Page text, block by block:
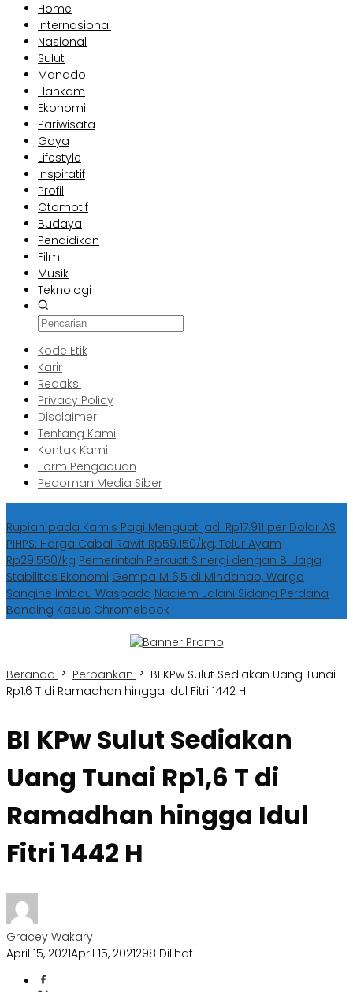
Home
Internasional
Nasional
Sulut
Manado
Hankam
Ekonomi
Pariwisata
Gaya
Lifestyle
Inspiratif
Profil
Otomotif
Budaya
Pendidikan
Film
Musik
Teknologi
Kode Etik
Karir
Redaksi
Privacy Policy
Disclaimer
Tentang Kami
Kontak Kami
Form Pengaduan
Pedoman Media Siber
Rupiah pada Kamis Pagi Menguat jadi Rp17.911 per Dolar AS
PIHPS: Harga Cabai Rawit Rp59.150/kg, Telur Ayam
Rp29.550/kg Pemerintah Perkuat Sinergi dengan BI Jaga
Stabilitas Ekonomi Gempa M 6,5 di Mindanao, Warga
Sangihe Imbau Waspada Nadiem Jalani Sidang Perdana
Banding Kasus Chromebook
Beranda Perbankan
BI KPw Sulut Sediakan Uang Tunai
Rp1,6 T di Ramadhan hingga Idul Fitri 1442 H
BI KPw Sulut Sediakan
Uang Tunai Rp1,6 T di
Ramadhan hingga Idul
Fitri 1442 H
Gracey Wakary
April 15, 2021April 15, 2021298 Dilihat